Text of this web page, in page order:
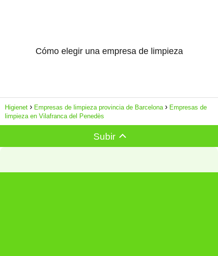
Cómo elegir una empresa de limpieza
Higienet Empresas de limpieza provincia de Barcelona
Empresas de
limpieza en Vilafranca del Penedès
Subir